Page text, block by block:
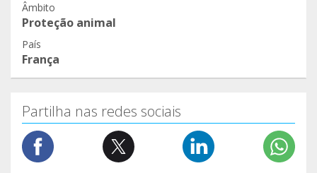
Âmbito
Proteção animal
País
França
Partilha nas redes sociais